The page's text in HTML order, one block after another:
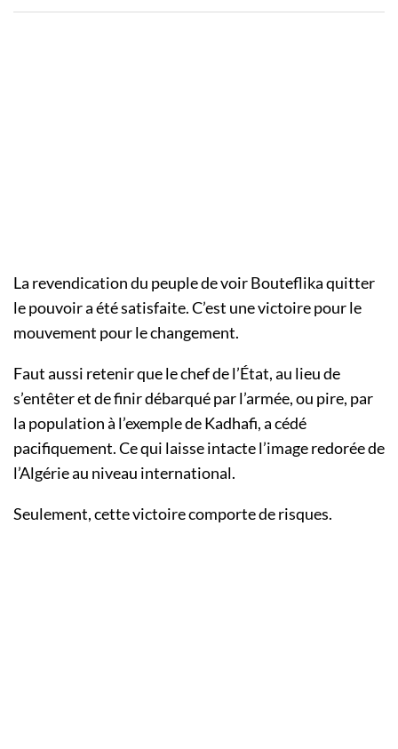
La revendication du peuple de voir Bouteflika quitter
le pouvoir a été satisfaite. C’est une victoire pour le
mouvement pour le changement.
Faut aussi retenir que le chef de l’État, au lieu de
s’entêter et de finir débarqué par l’armée, ou pire, par
la population à l’exemple de Kadhafi, a cédé
pacifiquement. Ce qui laisse intacte l’image redorée de
l’Algérie au niveau international.
Seulement, cette victoire comporte de risques.